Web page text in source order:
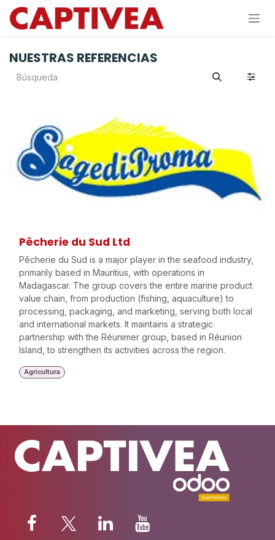
Ir al contenido
NUESTRAS REFERENCIAS
Pêcherie du Sud Ltd
Pêcherie du Sud is a major player in the seafood industry,
primarily based in Mauritius, with operations in
Madagascar. The group covers the entire marine product
value chain, from production (fishing, aquaculture) to
processing, packaging, and marketing, serving both local
and international markets. It maintains a strategic
partnership with the Réunimer group, based in Réunion
Island, to strengthen its activities across the region.
Agricultura